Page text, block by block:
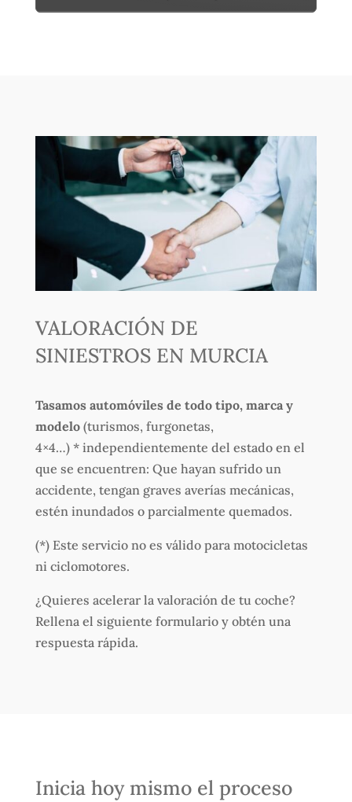
VALORACIÓN DE
SINIESTROS EN MURCIA
Tasamos automóviles de todo tipo, marca y
modelo(turismos, furgonetas,
4×4…) * independientemente del estado en el
que se encuentren: Que hayan sufrido un
accidente, tengan graves averías mecánicas,
estén inundados o parcialmente quemados.
(*) Este servicio no es válido para motocicletas
ni ciclomotores.
¿Quieres acelerar la valoración de tu coche?
Rellena el siguiente formulario y obtén una
respuesta rápida.
Inicia hoy mismo el proceso